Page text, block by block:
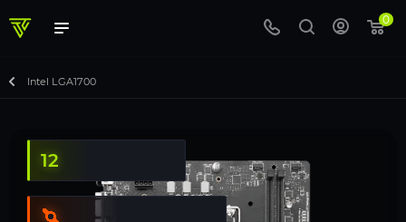
0
Intel LGA1700